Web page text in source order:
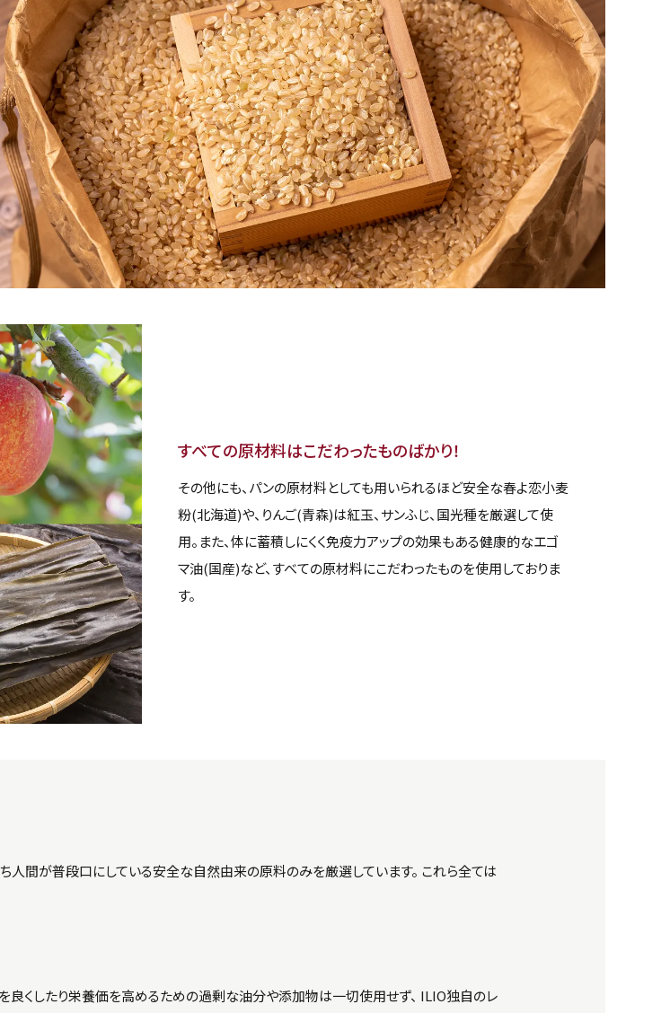
すべての原材料はこだわったものばかり！
その他にも、パンの原材料としても用いられるほど安全な春よ恋小麦
粉(北海道)や、りんご(青森)は紅玉、サンふじ、国光種を厳選して使
用。また、体に蓄積しにくく免疫力アップの効果もある健康的なエゴ
マ油(国産)など、すべての原材料にこだわったものを使用しておりま
す。
人間が普段口にしている安全な自然由来の原料のみを厳選しています。 これら全ては
良くしたり栄養価を高めるための過剰な油分や添加物は一切使用せず、 ILIO独自のレ